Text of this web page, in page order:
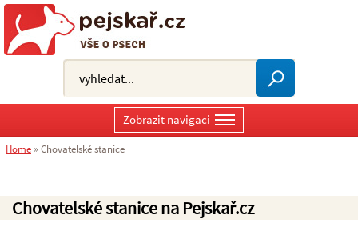
Chovatelské stanice na Pejskař.cz
Zobrazit navigaci
Home » Chovatelské stanice